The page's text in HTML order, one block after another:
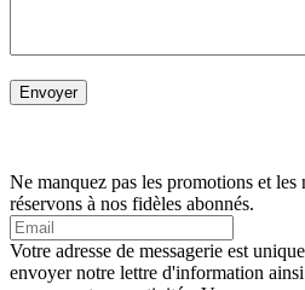
Ne manquez pas les promotions et les
réservons à nos fidèles abonnés.
Votre adresse de messagerie est
envoyer notre lettre d'information